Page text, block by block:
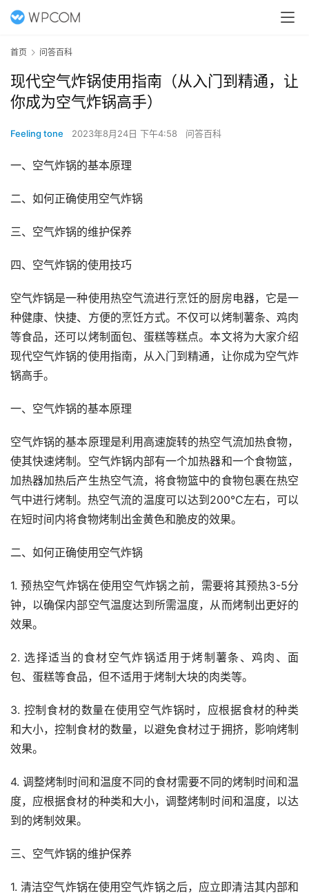
首页 问答百科
现代空气炸锅使用指南（从入门到精通，让
你成为空气炸锅高手）
Feeling tone 2023年8月24日 下午4:58 问答百科
一、空气炸锅的基本原理
二、如何正确使用空气炸锅
三、空气炸锅的维护保养
四、空气炸锅的使用技巧
空气炸锅是一种使用热空气流进行烹饪的厨房电器，它是一
种健康、快捷、方便的烹饪方式。不仅可以烤制薯条、鸡肉
等食品，还可以烤制面包、蛋糕等糕点。本文将为大家介绍
现代空气炸锅的使用指南，从入门到精通，让你成为空气炸
锅高手。
一、空气炸锅的基本原理
空气炸锅的基本原理是利用高速旋转的热空气流加热食物，
使其快速烤制。空气炸锅内部有一个加热器和一个食物篮，
加热器加热后产生热空气流，将食物篮中的食物包裹在热空
气中进行烤制。热空气流的温度可以达到200℃左右，可以
在短时间内将食物烤制出金黄色和脆皮的效果。
二、如何正确使用空气炸锅
1. 预热空气炸锅在使用空气炸锅之前，需要将其预热3-5分
钟，以确保内部空气温度达到所需温度，从而烤制出更好的
效果。
2. 选择适当的食材空气炸锅适用于烤制薯条、鸡肉、面
包、蛋糕等食品，但不适用于烤制大块的肉类等。
3. 控制食材的数量在使用空气炸锅时，应根据食材的种类
和大小，控制食材的数量，以避免食材过于拥挤，影响烤制
效果。
4. 调整烤制时间和温度不同的食材需要不同的烤制时间和温
度，应根据食材的种类和大小，调整烤制时间和温度，以达
到的烤制效果。
三、空气炸锅的维护保养
1. 清洁空气炸锅在使用空气炸锅之后，应立即清洁其内部和